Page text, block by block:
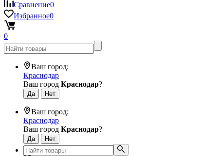
Сравнение0
Избранное0
0
Ваш город:
Краснодар
Ваш город Краснодар?
Ваш город:
Краснодар
Ваш город Краснодар?